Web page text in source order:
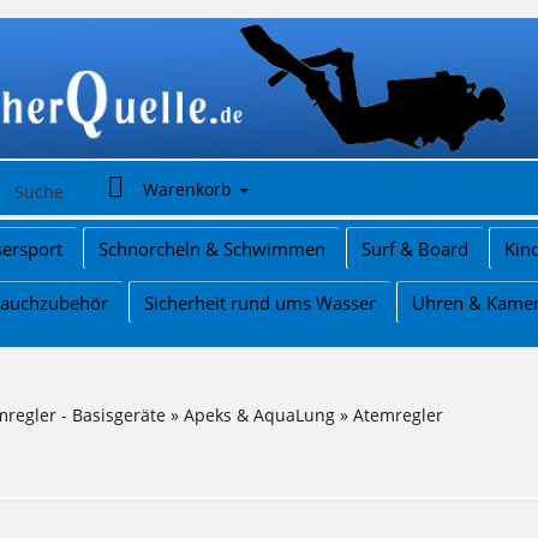
Warenkorb
Schnorcheln & Schwimmen Surf & Board
Sicherheit rund ums Wasser Uhren &
- Basisgeräte » Apeks & AquaLung » Atemregler